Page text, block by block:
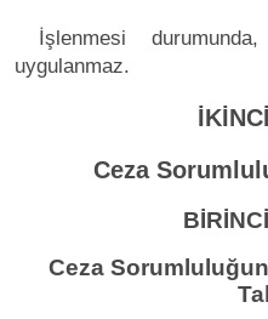
İşlenmesi
uygulanmaz.
Ceza
Ceza